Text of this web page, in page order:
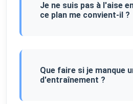
Je ne suis pas à l'aise
ce plan me convient-il ?
Que faire si je manque
d'entraînement ?